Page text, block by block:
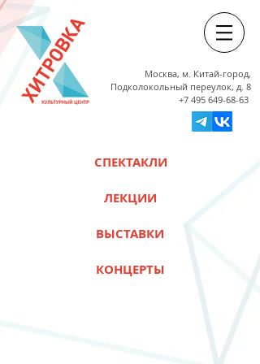
Москва, м. Китай-город,
Подколокольный переулок, д. 8
+7 495 649-68-63
СПЕКТАКЛИ
ЛЕКЦИИ
ВЫСТАВКИ
КОНЦЕРТЫ